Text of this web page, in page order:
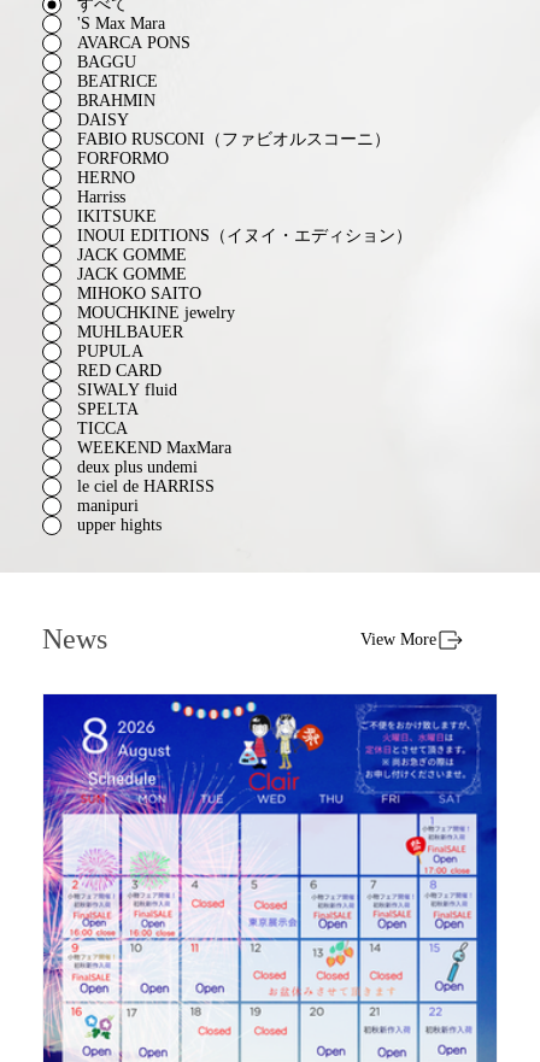
すべて
'S Max Mara
AVARCA PONS
BAGGU
BEATRICE
BRAHMIN
DAISY
FABIO RUSCONI（ファビオルスコーニ）
FORFORMO
HERNO
Harriss
IKITSUKE
INOUI EDITIONS（イヌイ・エディション）
JACK GOMME
JACK GOMME
MIHOKO SAITO
MOUCHKINE jewelry
MUHLBAUER
PUPULA
RED CARD
SIWALY fluid
SPELTA
TICCA
WEEKEND MaxMara
deux plus undemi
le ciel de HARRISS
manipuri
upper hights
News View More